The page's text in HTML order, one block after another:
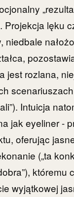
Projekcja lęku
niedbale
jest rozlana,
Intuicja
jak eyeliner -
oferując
(„ta
któremu
wyjątkowej